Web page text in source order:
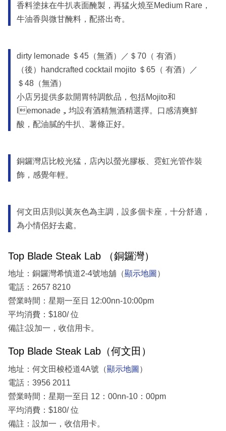
香料塗抹在牛扒表面醃製，再猛火燒至Medium Rare，
牛油香與微甘醃料，配搭出奇。
dirty lemonade ＄45（無酒）／＄70（ 有酒）
（後）handcrafted cocktail mojito ＄65（ 有酒）／
＄48（無酒）
小店另提供多款開胃特調飲品，包括Mojito和
lemonade，均設有酒精無酒精選擇。口感清爽鮮
酸，配油膩的牛扒、薯條正好。
銅鑼灣店比較光猛，店內以螢光膠板、霓虹光管作裝
飾，感覺年輕。
何文田店則以黃灰色為主調，設多個卡座，十分舒適，
為小情侶好去處。
Top Blade Steak Lab （銅鑼灣）
地址：銅鑼灣希慎道2-4號地舖（顯示地圖 ）
電話：2657 8210
營業時間：星期一至日 12:00nn-10:00pm
平均消費：$180/ 位
備註:設加一，收信用卡。
Top Blade Steak Lab（何文田）
地址：何文田梭椏道4A號（顯示地圖 ）
電話：3956 2011
營業時間：星期一至日 12：00nn-10：00pm
平均消費：$180/ 位
備註：設加一，收信用卡。